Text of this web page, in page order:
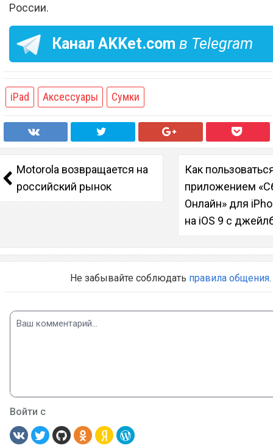
России.
Канал AKKet.com в Telegram
iPad Аксессуары Сумки
Motorola возвращается на
российский рынок
Как
приложением
Онлайн» для
на iOS 9 с
Не забывайте соблюдать правила общения.
Войти с